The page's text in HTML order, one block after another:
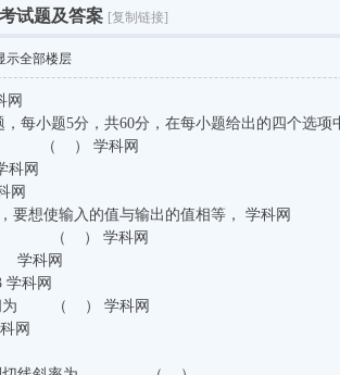
试题及答案 [复制链接]
示全部楼层
网
每小题5分，共60分，在每小题给出的四个选
（ ） 学科网
网
要想使输入的值与输出的值相等， 学科网
） 学科网
网
科网
间为 （ ） 学科网